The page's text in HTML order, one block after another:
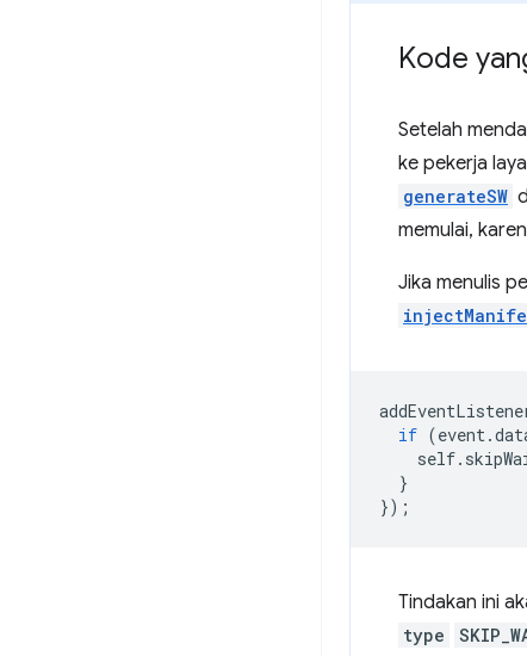
Kode
Setelah
ke pekerja
generateSW
memulai,
Jika menulis
if (event.
self.
}
});
Tindakan ini
type